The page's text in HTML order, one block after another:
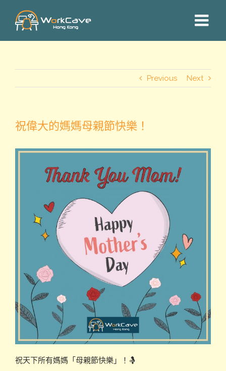
content
Previous Next
祝偉大的媽媽母親節快樂！
祝天下所有媽媽「母親節快樂」！🤱